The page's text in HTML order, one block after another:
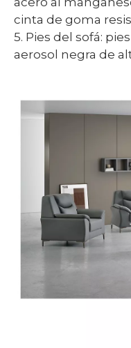
cinta de goma
5. Pies del sofá:
aerosol negra de